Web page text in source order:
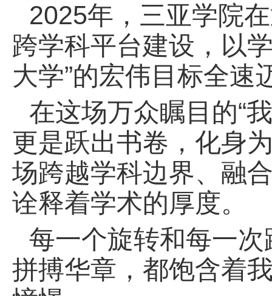
2025年，三亚学院
跨学科平台建设，以
大学”的宏伟目标全
在这场万众瞩目的“
更是跃出书卷，化身
场跨越学科边界、融
诠释着学术的厚度。
每一个旋转和每一
拼搏华章，都饱含着